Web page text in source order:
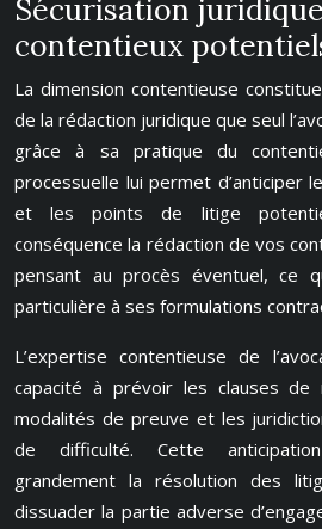
Sécurisation
contentieux
La dimension contentieuse
de la rédaction juridique que seul
grâce à sa pratique du
processuelle lui permet d’anticiper
et les points de litige
conséquence la rédaction de vos
pensant au procès éventuel, ce
particulière à ses formulations
L’expertise contentieuse de
capacité à prévoir les clauses de
modalités de preuve et les
de difficulté. Cette
grandement la résolution des
dissuader la partie adverse